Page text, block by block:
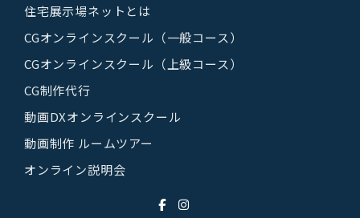
住宅展示場ネットとは
CGオンラインスクール（一般コース）
CGオンラインスクール（上級コース）
CG制作代行
動画DXオンラインスクール
動画制作 ルームツアー
オンライン説明会